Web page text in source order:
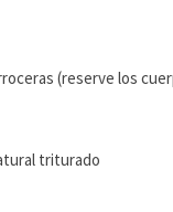
(reserve los
triturado